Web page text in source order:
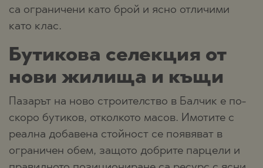
са ограничени като брой и ясно отличими
като клас.
Бутикова селекция от
нови жилища и къщи
Пазарът на ново строителство в Балчик е по-
скоро бутиков, отколкото масов. Имотите с
реална добавена стойност се появяват в
ограничен обем, защото добрите парцели и